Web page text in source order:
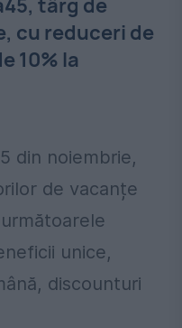
târg de
cu reduceri de
10% la
din noiembrie,
de vacanțe
unice,
discounturi